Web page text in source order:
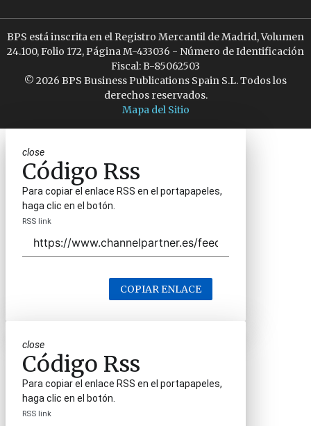
BPS está inscrita en el Registro Mercantil de Madrid, Volumen
24.100, Folio 172, Página M-433036 - Número de Identificación
Fiscal: B-85062503
© 2026 BPS Business Publications Spain S.L. Todos los
derechos reservados.
Mapa del Sitio
close
Código Rss
Para copiar el enlace RSS en el portapapeles,
haga clic en el botón.
RSS link
COPIAR ENLACE
close
Código Rss
Para copiar el enlace RSS en el portapapeles,
haga clic en el botón.
RSS link